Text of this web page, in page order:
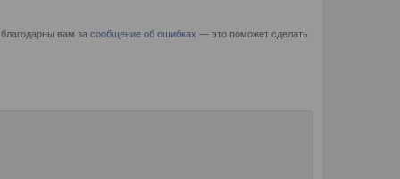
вам за сообщение об ошибках — это поможет сделать